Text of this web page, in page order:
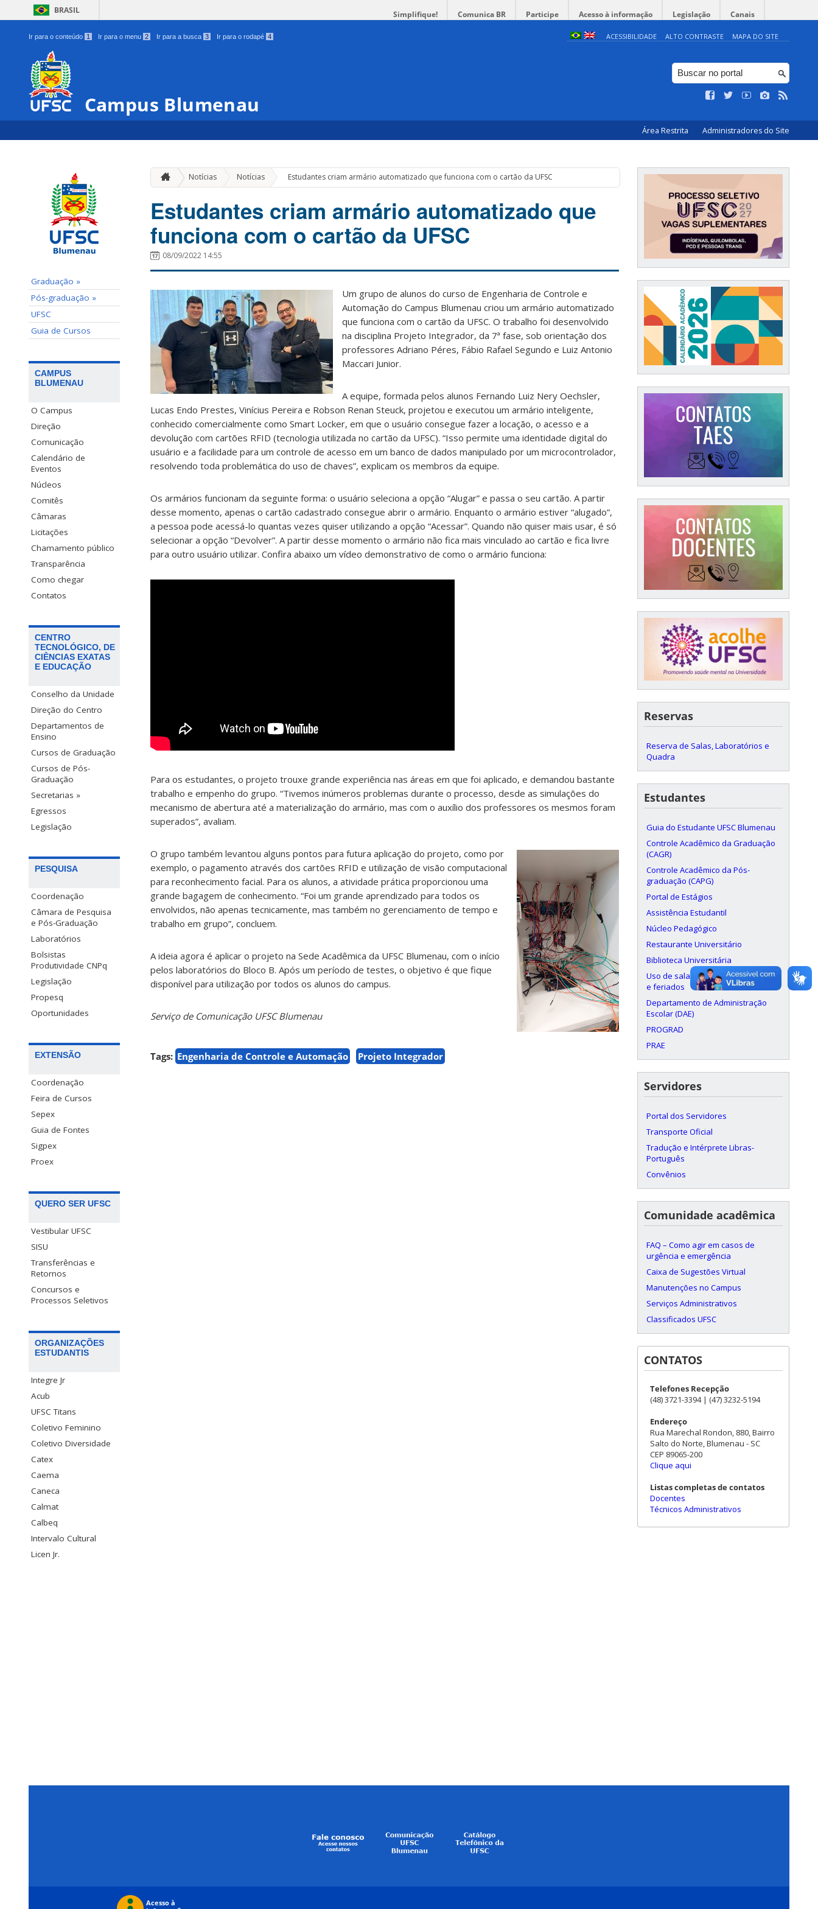
BRASIL Simplifique! Comunica BR Participe Acesso à informação Legislação Canais
Ir para o conteúdo 1 Ir para o menu 2 Ir para a busca 3 Ir para o rodapé 4 ACESSIBILIDADE ALTO CONTRASTE MAPA DO SITE
Campus Blumenau
Área Restrita Administradores do Site
Graduação »
Pós-graduação »
UFSC
Guia de Cursos
CAMPUS
BLUMENAU
O Campus
Direção
Comunicação
Calendário de
Eventos
Núcleos
Comitês
Câmaras
Licitações
Chamamento público
Transparência
Como chegar
Contatos
CENTRO
TECNOLÓGICO, DE
CIÊNCIAS EXATAS
E EDUCAÇÃO
Conselho da Unidade
Direção do Centro
Departamentos de
Ensino
Cursos de Graduação
Cursos de Pós-
Graduação
Secretarias »
Egressos
Legislação
PESQUISA
Coordenação
Câmara de Pesquisa
e Pós-Graduação
Laboratórios
Bolsistas
Produtividade CNPq
Legislação
Propesq
Oportunidades
EXTENSÃO
Coordenação
Feira de Cursos
Sepex
Guia de Fontes
Sigpex
Proex
QUERO SER UFSC
Vestibular UFSC
SISU
Transferências e
Retornos
Concursos e
Processos Seletivos
ORGANIZAÇÕES
ESTUDANTIS
Integre Jr
Acub
UFSC Titans
Coletivo Feminino
Coletivo Diversidade
Catex
Caema
Caneca
Calmat
Calbeq
Intervalo Cultural
Licen Jr.
Notícias Notícias » Estudantes criam armário automatizado que funciona com o cartão da UFSC
Estudantes criam armário automatizado que
funciona com o cartão da UFSC
08/09/2022 14:55
Um grupo de alunos do curso de Engenharia de Controle e
Automação do Campus Blumenau criou um armário automatizado
que funciona com o cartão da UFSC. O trabalho foi desenvolvido
na disciplina Projeto Integrador, da 7ª fase, sob orientação dos
professores Adriano Péres, Fábio Rafael Segundo e Luiz Antonio
Maccari Junior.
A equipe, formada pelos alunos Fernando Luiz Nery Oechsler,
Lucas Endo Prestes, Vinícius Pereira e Robson Renan Steuck, projetou e executou um armário inteligente,
conhecido comercialmente como Smart Locker, em que o usuário consegue fazer a locação, o acesso e a
devolução com cartões RFID (tecnologia utilizada no cartão da UFSC). “Isso permite uma identidade digital do
usuário e a facilidade para um controle de acesso em um banco de dados manipulado por um microcontrolador,
resolvendo toda problemática do uso de chaves”, explicam os membros da equipe.
Os armários funcionam da seguinte forma: o usuário seleciona a opção “Alugar” e passa o seu cartão. A partir
desse momento, apenas o cartão cadastrado consegue abrir o armário. Enquanto o armário estiver “alugado”,
a pessoa pode acessá-lo quantas vezes quiser utilizando a opção “Acessar”. Quando não quiser mais usar, é só
selecionar a opção “Devolver”. A partir desse momento o armário não fica mais vinculado ao cartão e fica livre
para outro usuário utilizar. Confira abaixo um vídeo demonstrativo de como o armário funciona:
Para os estudantes, o projeto trouxe grande experiência nas áreas em que foi aplicado, e demandou bastante
trabalho e empenho do grupo. “Tivemos inúmeros problemas durante o processo, desde as simulações do
mecanismo de abertura até a materialização do armário, mas com o auxílio dos professores os mesmos foram
superados”, avaliam.
O grupo também levantou alguns pontos para futura aplicação do projeto, como por
exemplo, o pagamento através dos cartões RFID e utilização de visão computacional
para reconhecimento facial. Para os alunos, a atividade prática proporcionou uma
grande bagagem de conhecimento. “Foi um grande aprendizado para todos os
envolvidos, não apenas tecnicamente, mas também no gerenciamento de tempo e
trabalho em grupo”, concluem.
A ideia agora é aplicar o projeto na Sede Acadêmica da UFSC Blumenau, com o início
pelos laboratórios do Bloco B. Após um período de testes, o objetivo é que fique
disponível para utilização por todos os alunos do campus.
Serviço de Comunicação UFSC Blumenau
Tags: Engenharia de Controle e Automação Projeto Integrador
Reservas
Reserva de Salas, Laboratórios e
Quadra
Estudantes
Guia do Estudante UFSC Blumenau
Controle Acadêmico da Graduação
(CAGR)
Controle Acadêmico da Pós-
graduação (CAPG)
Portal de Estágios
Assistência Estudantil
Núcleo Pedagógico
Restaurante Universitário
Biblioteca Universitária
Uso de salas aos finais de semana
e feriados
Departamento de Administração
Escolar (DAE)
PROGRAD
PRAE
Servidores
Portal dos Servidores
Transporte Oficial
Tradução e Intérprete Libras-
Português
Convênios
Comunidade acadêmica
FAQ – Como agir em casos de
urgência e emergência
Caixa de Sugestões Virtual
Manutenções no Campus
Serviços Administrativos
Classificados UFSC
CONTATOS
Telefones Recepção
(48) 3721-3394 | (47) 3232-5194
Endereço
Rua Marechal Rondon, 880, Bairro
Salto do Norte, Blumenau - SC
CEP 89065-200
Clique aqui
Listas completas de contatos
Docentes
Técnicos Administrativos